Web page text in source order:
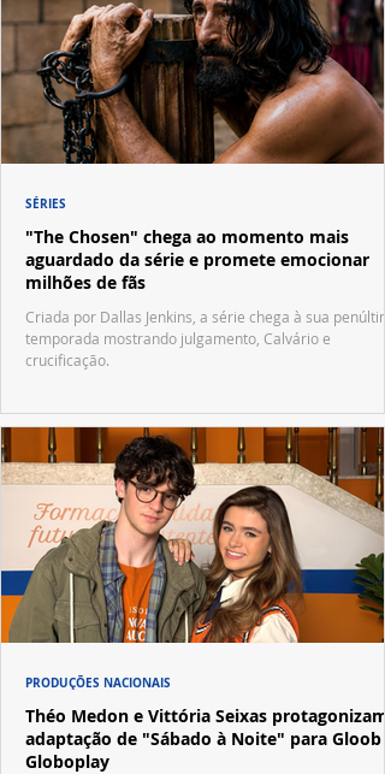
"The Chosen" chega ao momento mais
aguardado da série e promete emocionar
milhões de fãs
Criada por Dallas Jenkins, a série chega à sua
temporada mostrando julgamento, Calvário e
crucificação.
SÉRIES
Théo Medon e Vittória Seixas protagonizam
adaptação de "Sábado à Noite" para Gloob e
Globoplay
PRODUÇÕES NACIONAIS